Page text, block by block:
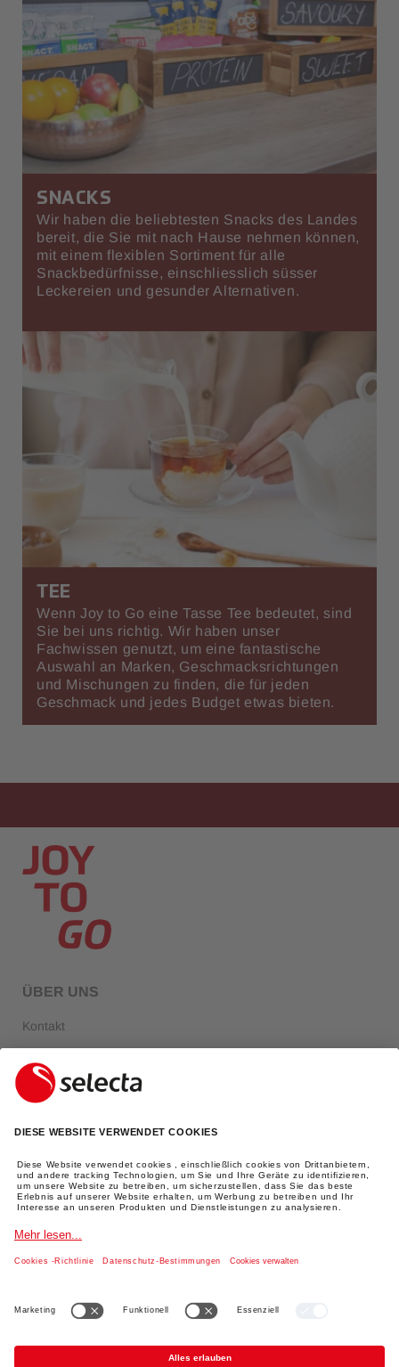
SNACKS
Wir haben die beliebtesten Snacks des Landes
bereit, die Sie mit nach Hause nehmen können,
mit einem flexiblen Sortiment für alle
Snackbedürfnisse, einschliesslich süsser
Leckereien und gesunder Alternativen.
TEE
Wenn Joy to Go eine Tasse Tee bedeutet, sind
Sie bei uns richtig. Wir haben unser
Fachwissen genutzt, um eine fantastische
Auswahl an Marken, Geschmacksrichtungen
und Mischungen zu finden, die für jeden
Geschmack und jedes Budget etwas bieten.
ÜBER UNS
Kontakt
FAQ
Impressum
Datenschutz
AGBs